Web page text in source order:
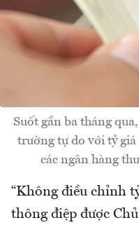
Suốt gần ba tháng
trường tự do với tỷ
các ngân hàng
“Không điều chỉnh
thông điệp được